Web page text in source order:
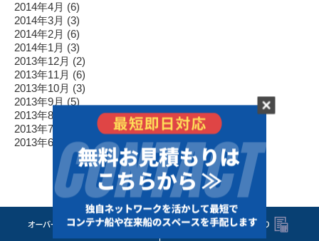
2014年4月 (6)
2014年3月 (3)
2014年2月 (6)
2014年1月 (3)
2013年12月 (2)
2013年11月 (6)
2013年10月 (3)
2013年9月 (5)
2013年8月
2013年7月
2013年6月
(2)